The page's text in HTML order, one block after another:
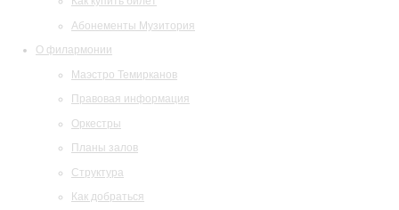
Абонементы Музитория
О филармонии
Маэстро Темирканов
Правовая информация
Оркестры
Планы залов
Структура
Как добраться